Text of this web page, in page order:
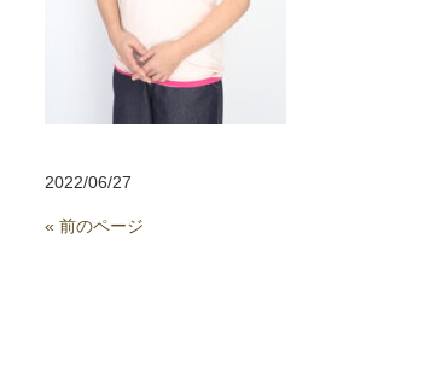
2022/06/27
« 前のページ